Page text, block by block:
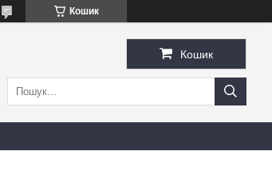
Кошик
Кошик